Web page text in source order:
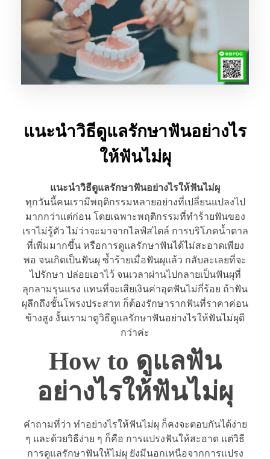
แนะนำวิธีดูแลรักษาฟันอย่างไร
ให้ฟันไม่ผุ
แนะนำวิธีดูแลรักษาฟันอย่างไรให้ฟันไม่ผุ
ทุกวันนี้คนเรามีพฤติกรรมหลายอย่างที่เปลี่ยนแปลงไป
มากกว่าแต่ก่อน โดยเฉพาะพฤติกรรมที่ทำร้ายฟันของ
เราไม่รู้ตัว ไม่ว่าจะมาจากไลฟ์สไตล์ การบริโภคน้ำตาล
ที่เพิ่มมากขึ้น หรือการดูแลรักษาฟันได้ไม่สะอาดเพียง
พอ จนเกิดเป็นฟันผุ ซ้ำร้ายเมื่อฟันผุแล้ว กลับละเลยที่จะ
ไปรักษา ปล่อยเอาไว้ จนเวลาผ่านไปกลายเป็นฟันผุที่
ลุกลามรุนแรง แทนที่จะเสียเงินค่าอุดฟันไม่กี่ร้อย ถ้าฟัน
ผุลึกถึงชั้นโพรงประสาท ก็ต้องรักษารากฟันที่ราคาค่อน
ข้างสูง งั้นเรามาดูวิธีดูแลรักษาฟันอย่างไรให้ฟันไม่ผุดี
กว่าค่ะ
How to ดูแลฟัน
อย่างไรให้ฟันไม่ผุ
คำถามที่ว่า ทำอย่างไรให้ฟันไม่ผุ ก็คงจะตอบกันได้ง่าย
ๆ และด้วยวิธีง่าย ๆ ก็คือ การแปรงฟันให้สะอาด แต่วิธี
การดูแลรักษาฟันให้ไม่ผุ ยังมีนอกเหนือจากการแปรง